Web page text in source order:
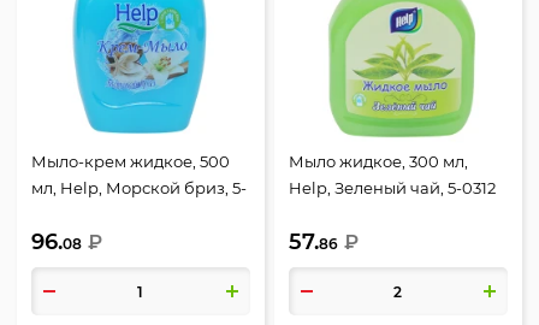
Мыло-крем жидкое, 500
мл, Help, Морской бриз, 5-
96.08 ₽
Мыло жидкое, 300 мл,
Help, Зеленый чай, 5-0312
57.86 ₽